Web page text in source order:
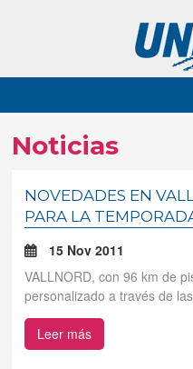
Inicio
Hoteles
Grupos
Ski
Noticias
NOVEDADES EN
PARA LA
15 Nov 2011
VALLNORD, con 96 km de
personalizado a través de
Leer más